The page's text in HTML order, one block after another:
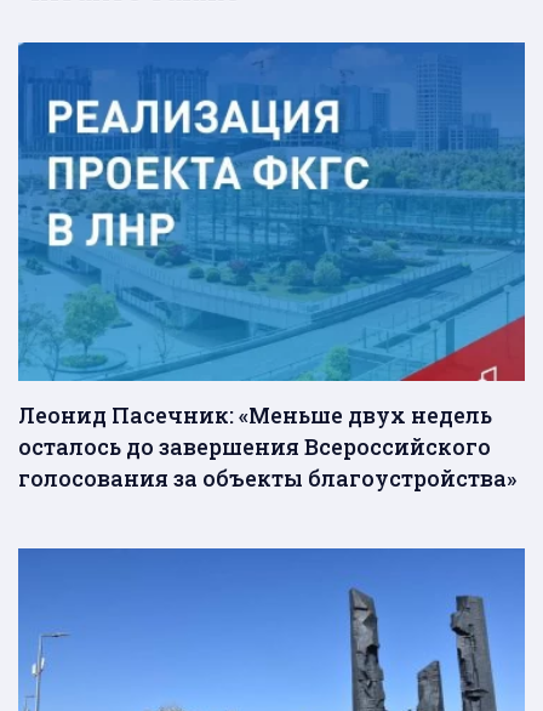
Леонид Пасечник: «Меньше двух недель
осталось до завершения Всероссийского
голосования за объекты благоустройства»